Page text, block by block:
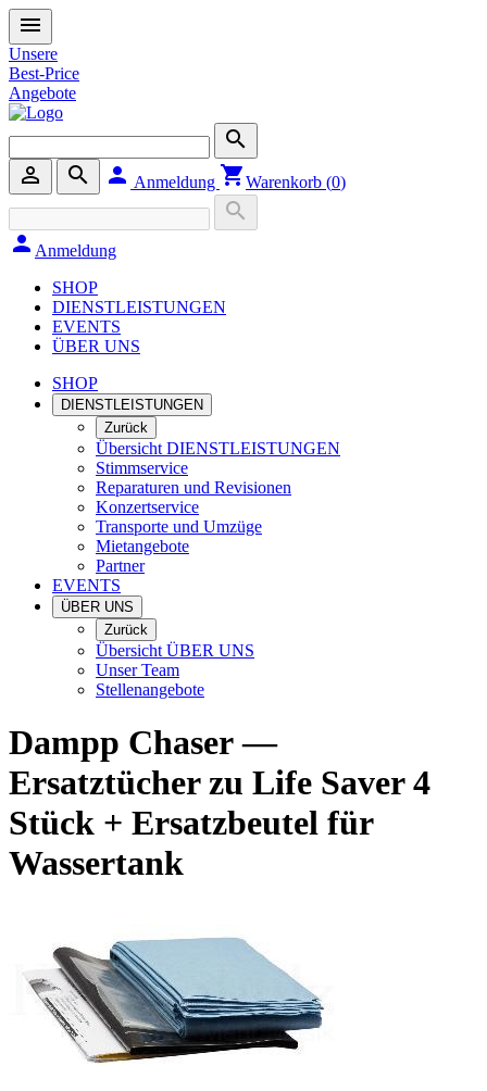
menu
Unsere
Best-Price
Angebote
search
person_outline
search person Anmeldung shopping_cartWarenkorb (0)
search
person Anmeldung
SHOP
DIENSTLEISTUNGEN
EVENTS
ÜBER UNS
SHOP
DIENSTLEISTUNGEN
Zurück
Übersicht DIENSTLEISTUNGEN
Stimmservice
Reparaturen und Revisionen
Konzertservice
Transporte und Umzüge
Mietangebote
Partner
EVENTS
ÜBER UNS
Zurück
Übersicht ÜBER UNS
Unser Team
Stellenangebote
Dampp Chaser—
Ersatztücher zu Life Saver 4
Stück + Ersatzbeutel für
Wassertank